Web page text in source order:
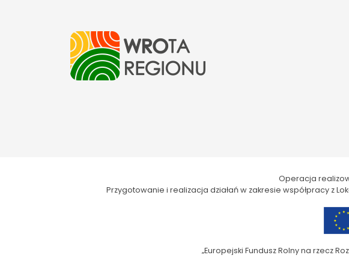
Operacja
Przygotowanie i realizacja działań w zakresie współpracy z
„Europejski Fundusz Rolny na rzecz